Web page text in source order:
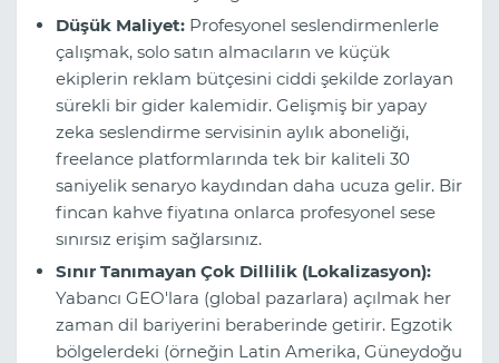
Düşük Maliyet: Profesyonel seslendirmenlerle
çalışmak, solo satın almacıların ve küçük
ekiplerin reklam bütçesini ciddi şekilde zorlayan
sürekli bir gider kalemidir. Gelişmiş bir yapay
zeka seslendirme servisinin aylık aboneliği,
freelance platformlarında tek bir kaliteli 30
saniyelik senaryo kaydından daha ucuza gelir. Bir
fincan kahve fiyatına onlarca profesyonel sese
sınırsız erişim sağlarsınız.
Sınır Tanımayan Çok Dillilik (Lokalizasyon):
Yabancı GEO'lara (global pazarlara) açılmak her
zaman dil bariyerini beraberinde getirir. Egzotik
bölgelerdeki (örneğin Latin Amerika, Güneydoğu